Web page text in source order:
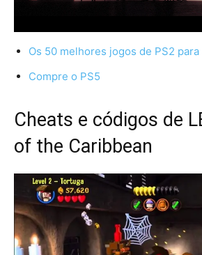
Os 50 melhores jogos de PS2
Compre o PS5
Cheats e códigos de
of the Caribbean